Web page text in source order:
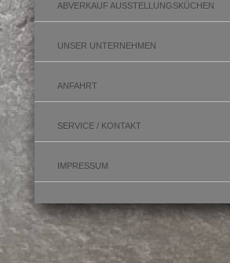
ABVERKAUF AUSSTELLUNGSKÜCHEN
UNSER UNTERNEHMEN
ANFAHRT
SERVICE / KONTAKT
IMPRESSUM